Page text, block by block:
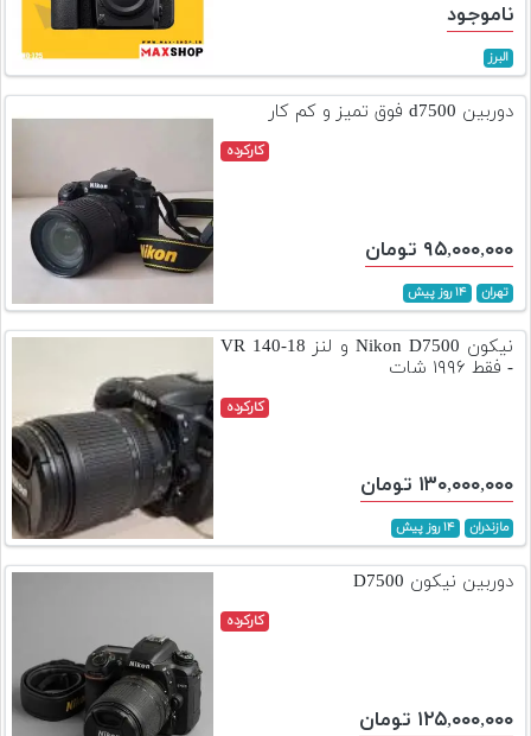
ناموجود
البرز
دوربین d7500 فوق تمیز و کم کار
کارکرده
۹۵,۰۰۰,۰۰۰ تومان
تهران ۱۴ روز پیش
نیکون Nikon D7500 و لنز 18-140 VR
- فقط ۱۹۹۶ شات
کارکرده
۱۳۰,۰۰۰,۰۰۰ تومان
مازندران ۱۴ روز پیش
دوربین نیکون D7500
کارکرده
۱۲۵,۰۰۰,۰۰۰ تومان